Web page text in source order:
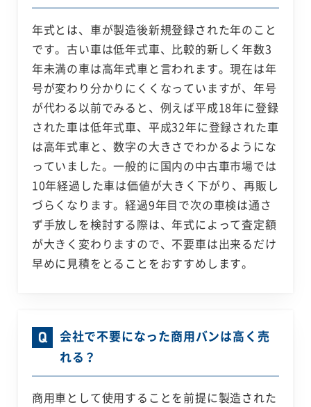
年式とは、車が製造後新規登録された年のこと
です。古い車は低年式車、比較的新しく年数3
年未満の車は高年式車と言われます。現在は年
号が変わり分かりにくくなっていますが、年号
が代わる以前でみると、例えば平成18年に登録
された車は低年式車、平成32年に登録された車
は高年式車と、数字の大きさでわかるようにな
っていました。一般的に国内の中古車市場では
10年経過した車は価値が大きく下がり、再販し
づらくなります。経過9年目で次の車検は通さ
ず手放しを検討する際は、年式によって査定額
が大きく変わりますので、不要車は出来るだけ
早めに見積をとることをおすすめします。
会社で不要になった商用バンは高く売
れる？
商用車として使用することを前提に製造された